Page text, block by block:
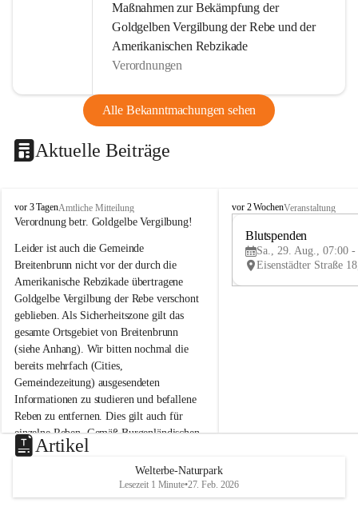
Maßnahmen zur Bekämpfung der
Goldgelben Vergilbung der Rebe und der
Amerikanischen Rebzikade
Verordnungen
Alle Bekanntmachungen sehen
Aktuelle Beiträge
B
r
i
t
e
n
b
r
u
n
n
a
m
N
e
u
s
d
vor 3 TagenAmtliche Mitteilung
Verordnung betr. Goldgelbe Vergilbung!
Leider ist auch die Gemeinde
Breitenbrunn nicht vor der durch die
Amerikanische Rebzikade übertragene
Goldgelbe Vergilbung der Rebe verschont
geblieben. Als Sicherheitszone gilt das
gesamte Ortsgebiet von Breitenbrunn
(siehe Anhang). Wir bitten nochmal die
bereits mehrfach (Cities,
Gemeindezeitung) ausgesendeten
Informationen zu studieren und befallene
Reben zu entfernen. Dies gilt auch für
einzelne Reben. Gemäß Burgenländischen
Weinbaugesetz sind nicht gepflegte oder
unzulässige Weingärten zu roden! Bitte
helfen wir zusammen um unsere Winzer
vor den prognostizierten Ernteausfällen
B
e
u
e
d
vor 2 WochenVeranstaltung
Blutspenden
Sa., 29. Aug., 07:00 -
Artikel
Welterbe-Naturpark
Lesezeit 1 Minute•27. Feb. 2026